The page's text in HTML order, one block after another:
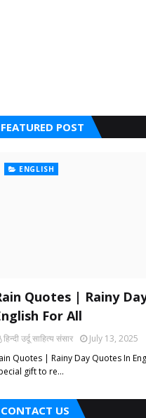
FEATURED POST
ENGLISH
Quotes | Rainy
For All
हिन्दी ‎उर्दू ‎साहित्य ‎संसार
July 13, 2025
Quotes | Rainy Day Quotes In
gift to re…
CONTACT US